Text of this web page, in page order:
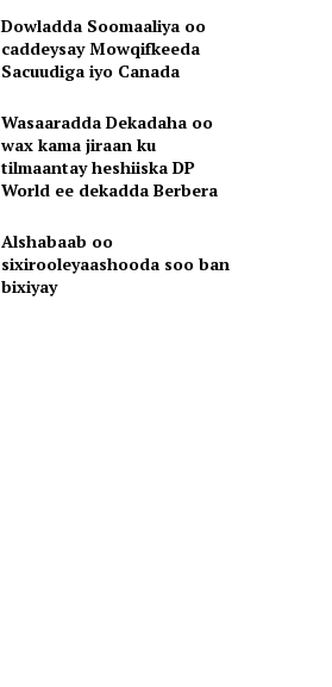
Dowladda Soomaaliya oo
caddeysay Mowqifkeeda
Sacuudiga iyo Canada
Wasaaradda Dekadaha oo
wax kama jiraan ku
tilmaantay heshiiska DP
World ee dekadda Berbera
Alshabaab oo
sixirooleyaashooda soo ban
bixiyay